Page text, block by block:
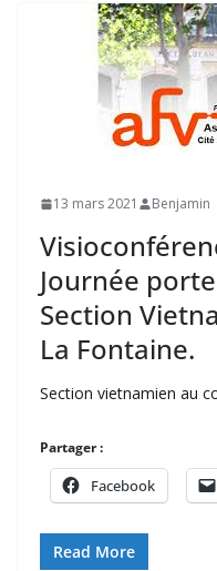
13 mars 2021 Benjamin
Journée
Section
La Fontaine.
Section vietnamien au
Partager :
Facebook
Read More